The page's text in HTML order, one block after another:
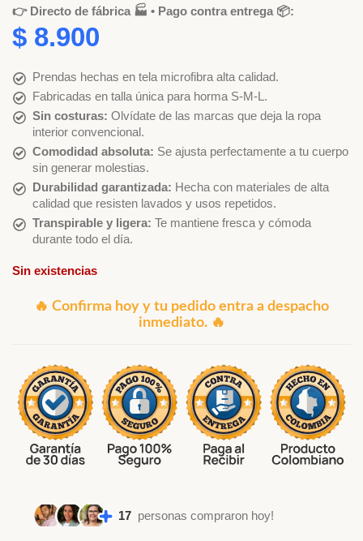
👉 Directo de fábrica 🏭 • Pago contra entrega 📦:
$ 8.900
Prendas hechas en tela microfibra alta calidad.
Fabricadas en talla única para horma S-M-L.
Sin costuras: Olvídate de las marcas que deja la ropa
interior convencional.
Comodidad absoluta: Se ajusta perfectamente a tu cuerpo
sin generar molestias.
Durabilidad garantizada: Hecha con materiales de alta
calidad que resisten lavados y usos repetidos.
Transpirable y ligera: Te mantiene fresca y cómoda
durante todo el día.
Sin existencias
🔥 Confirma hoy y tu pedido entra a despacho
inmediato. 🔥
17 personas compraron hoy!